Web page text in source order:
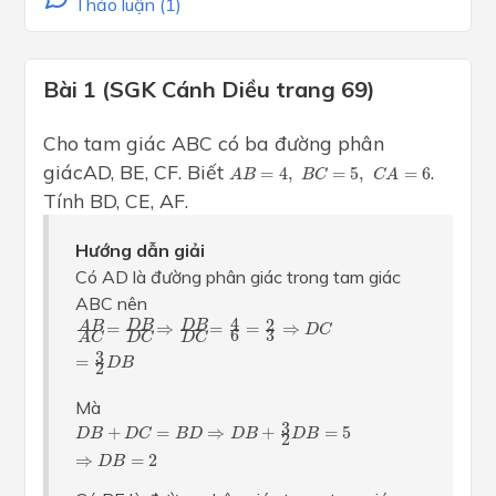
Bài 1 (SGK Cánh Diều trang 69)
Cho tam giác ABC có ba đường phân
giácAD, BE, CF. Biết A B = 4, BC = 5, CA = 6
A B= B =5, A= 6
.
Tính BD, CE, AF.
Hướng dẫn giải
Có AD là đường phân giác trong tam giác
ABC nên
A B
AC = DB
DC ⇒ DB
DC = 4
6 = 2
3 ⇒ DC
= 3
2 DB
ABA C=DB C⇒D D 4 23 ⇒
Mà
DB + DC = BD ⇒ DB + 3
2 DB = 5
⇒ DB = 2
DB+ C =B ⇒D 32 D =5 ⇒ D =2